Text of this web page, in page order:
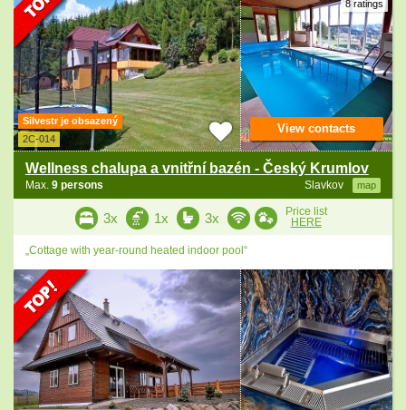
8 ratings
Silvestr je obsazený
2C-014
Wellness chalupa a vnitřní bazén - Český Krumlov
Slavkov map
Max. 9 persons
View contacts
3x 1x 3x
Price list
HERE
„Cottage with year-round heated indoor pool“